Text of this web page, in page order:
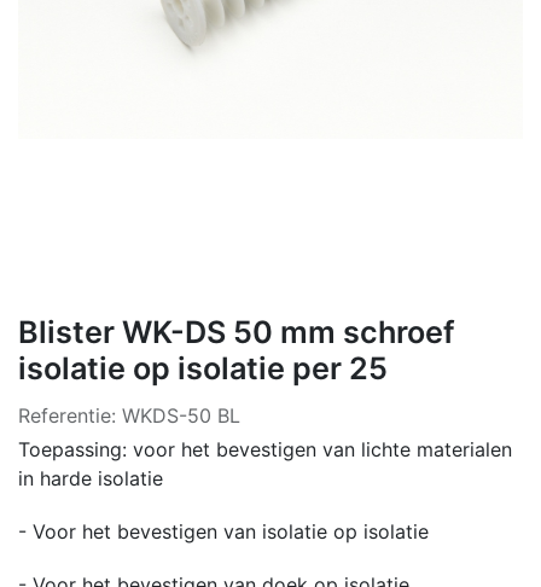
Blister WK-DS 50 mm schroef
isolatie op isolatie per 25
Referentie: WKDS-50 BL
Toepassing: voor het bevestigen van lichte materialen
in harde isolatie
- Voor het bevestigen van isolatie op isolatie